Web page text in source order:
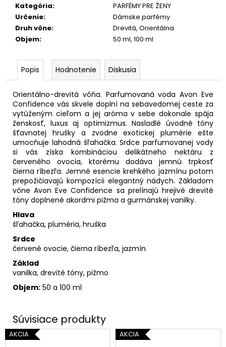
Kategória:
PARFÉMY PRE ŽENY
Určenie:
Dámske parfémy
Druh vône:
Drevitá, Orientálna
Objem: 50 ml, 100 ml
Popis Hodnotenie Diskusia
Orientálno-drevitá vôňa. Parfumovaná voda Avon Eve
Confidence vás skvele doplní na sebavedomej ceste za
vytúženým cieľom a jej aróma v sebe dokonale spája
ženskosť, luxus aj optimizmus. Nasladlé úvodné tóny
šťavnatej hrušky a zvodne exotickej plumérie ešte
umocňuje lahodná šľahačka. Srdce parfumovanej vody
si vás získa kombináciou delikátneho nektáru z
červeného ovocia, ktorému dodáva jemnú trpkosť
čierna ríbezľa. Jemné esencie krehkého jazmínu potom
prepožičiavajú kompozícii elegantný nádych. Základom
vône Avon Eve Confidence sa prelínajú hrejivé drevité
tóny doplnené akordmi pižma a gurmánskej vanilky.
Hlava
šľahačka, pluméria, hruška
Srdce
červené ovocie, čierna ríbezľa, jazmín
Základ
vanilka, drevité tóny, pižmo
Objem: 50 a 100 ml
AKCIA AKCIA